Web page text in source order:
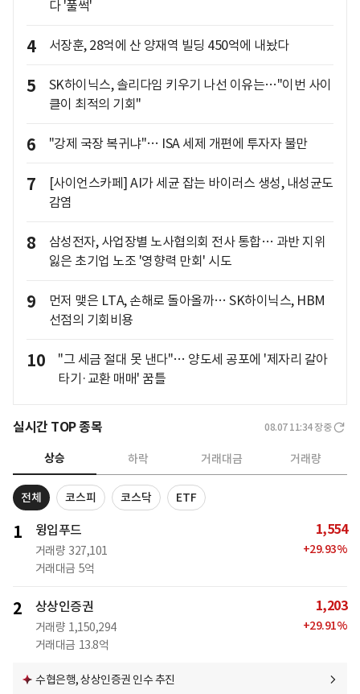
다 '풀썩'
4 서장훈, 28억에 산 양재역 빌딩 450억에 내놨다
5
SK하이닉스, 솔리다임 키우기 나선 이유는…"이번 사이
클이 최적의 기회"
6 "강제 국장 복귀냐"… ISA 세제 개편에 투자자 불만
7
[사이언스카페] AI가 세균 잡는 바이러스 생성, 내성균도
감염
8
삼성전자, 사업장별 노사협의회 전사 통합… 과반 지위
잃은 초기업 노조 '영향력 만회' 시도
9
먼저 맺은 LTA, 손해로 돌아올까… SK하이닉스, HBM
선점의 기회비용
10
"그 세금 절대 못 낸다"… 양도세 공포에 '제자리 갈아
타기·교환 매매' 꿈틀
실시간 TOP 종목 08.07 11:34 장중
상승 하락 거래대금 거래량
전체 코스피 코스닥 ETF
1 윙입푸드
거래량 327,101
거래대금 5억
1,554
+29.93%
2 상상인증권
거래량 1,150,294
거래대금 13.8억
1,203
+29.91%
수협은행, 상상인증권 인수 추진